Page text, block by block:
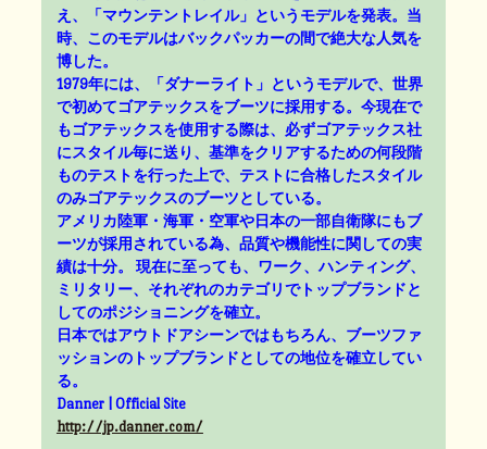
え、「マウンテントレイル」というモデルを発表。当
時、このモデルはバックパッカーの間で絶大な人気を
博した。
1979年には、「ダナーライト」というモデルで、世界
で初めてゴアテックスをブーツに採用する。今現在で
もゴアテックスを使用する際は、必ずゴアテックス社
にスタイル毎に送り、基準をクリアするための何段階
ものテストを行った上で、テストに合格したスタイル
のみゴアテックスのブーツとしている。
アメリカ陸軍・海軍・空軍や日本の一部自衛隊にもブ
ーツが採用されている為、品質や機能性に関しての実
績は十分。 現在に至っても、ワーク、ハンティング、
ミリタリー、それぞれのカテゴリでトップブランドと
してのポジショニングを確立。
日本ではアウトドアシーンではもちろん、ブーツファ
ッションのトップブランドとしての地位を確立してい
る。
Danner | Official Site
http://jp.danner.com/